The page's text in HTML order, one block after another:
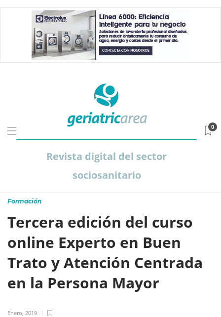
Revista digital del sector
sociosanitario
0
Formación
Tercera edición del curso
online Experto en Buen
Trato y Atención Centrada
en la Persona Mayor
Enero, 2019